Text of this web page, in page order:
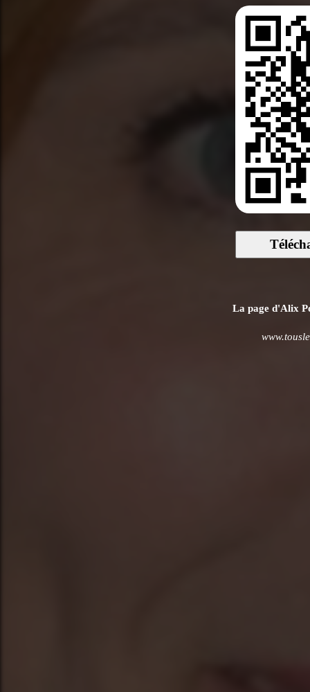
La page d'Alix